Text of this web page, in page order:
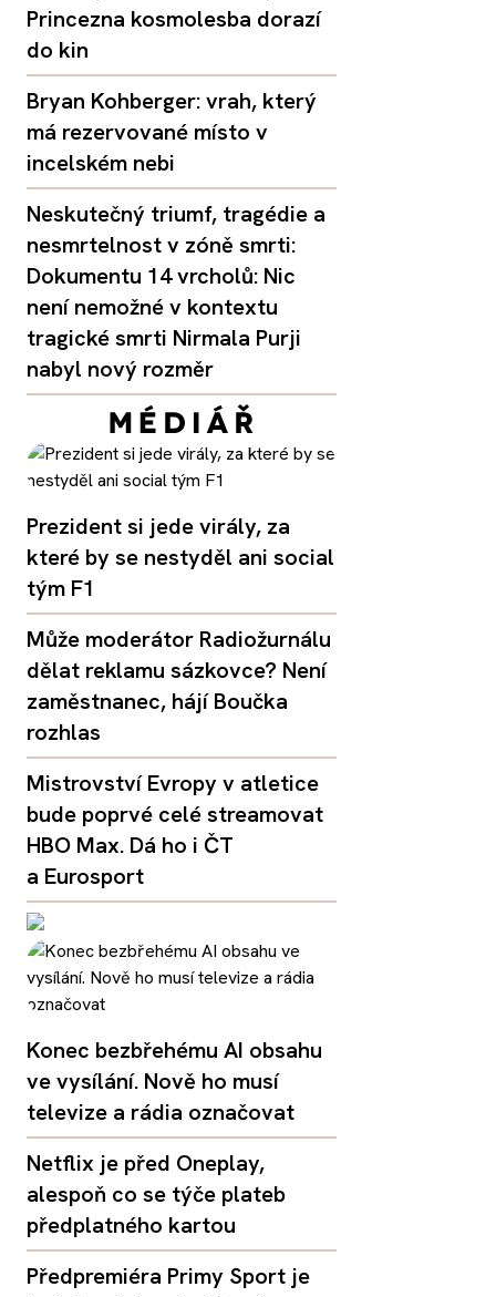
Princezna kosmolesba dorazí
do kin
Bryan Kohberger: vrah, který
má rezervované místo v
incelském nebi
Neskutečný triumf, tragédie a
nesmrtelnost v zóně smrti:
Dokumentu 14 vrcholů: Nic
není nemožné v kontextu
tragické smrti Nirmala Purji
nabyl nový rozměr
Prezident si jede virály, za
které by se nestyděl ani social
tým F1
Může moderátor Radiožurnálu
dělat reklamu sázkovce? Není
zaměstnanec, hájí Boučka
rozhlas
Mistrovství Evropy v atletice
bude poprvé celé streamovat
HBO Max. Dá ho i ČT
a Eurosport
Konec bezbřehému AI obsahu
ve vysílání. Nově ho musí
televize a rádia označovat
Netflix je před Oneplay,
alespoň co se týče plateb
předplatného kartou
Předpremiéra Primy Sport je